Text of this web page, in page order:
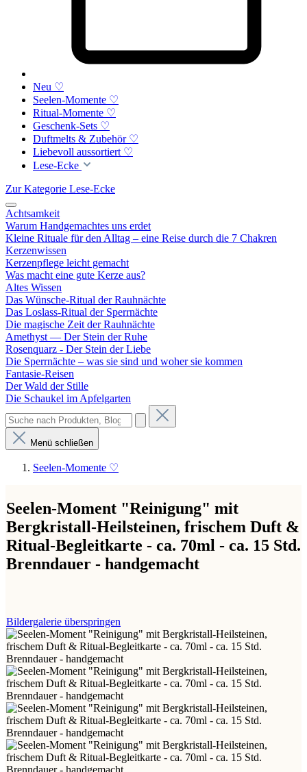
Neu ♡
Seelen-Momente ♡
Ritual-Momente ♡
Geschenk-Sets ♡
Duftmelts & Zubehör ♡
Liebevoll aussortiert ♡
Lese-Ecke
Zur Kategorie Lese-Ecke
Achtsamkeit
Warum Handgemachtes uns erdet
Kleine Rituale für den Alltag – eine Reise durch die 7 Chakren
Kerzenwissen
Kerzenpflege leicht gemacht
Was macht eine gute Kerze aus?
Altes Wissen
Das Wünsche-Ritual der Rauhnächte
Das Loslass-Ritual der Sperrnächte
Die magische Zeit der Rauhnächte
Amethyst — Der Stein der Ruhe
Rosenquarz - Der Stein der Liebe
Die Sperrnächte – was sie sind und woher sie kommen
Fantasie-Reisen
Der Wald der Stille
Die Schaukel im Apfelgarten
Menü schließen
Seelen-Momente ♡
Seelen-Moment "Reinigung" mit
Bergkristall-Heilsteinen, frischem Duft &
Ritual-Begleitkarte - ca. 70ml - ca. 15 Std.
Brenndauer - handgemacht
Bildergalerie überspringen